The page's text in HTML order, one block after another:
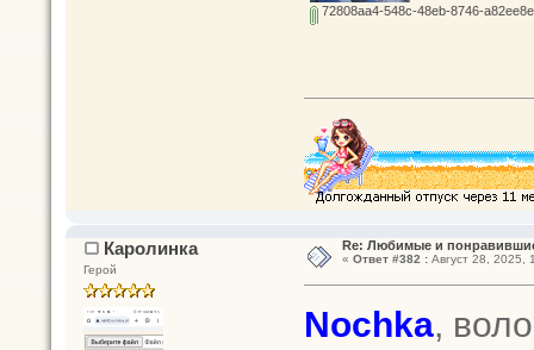
72808aa4-548c-48eb-8746-
Каролинка
Герой
Re: Любимые и
« Ответ #382 :Август 28, 2025,
Nochka,